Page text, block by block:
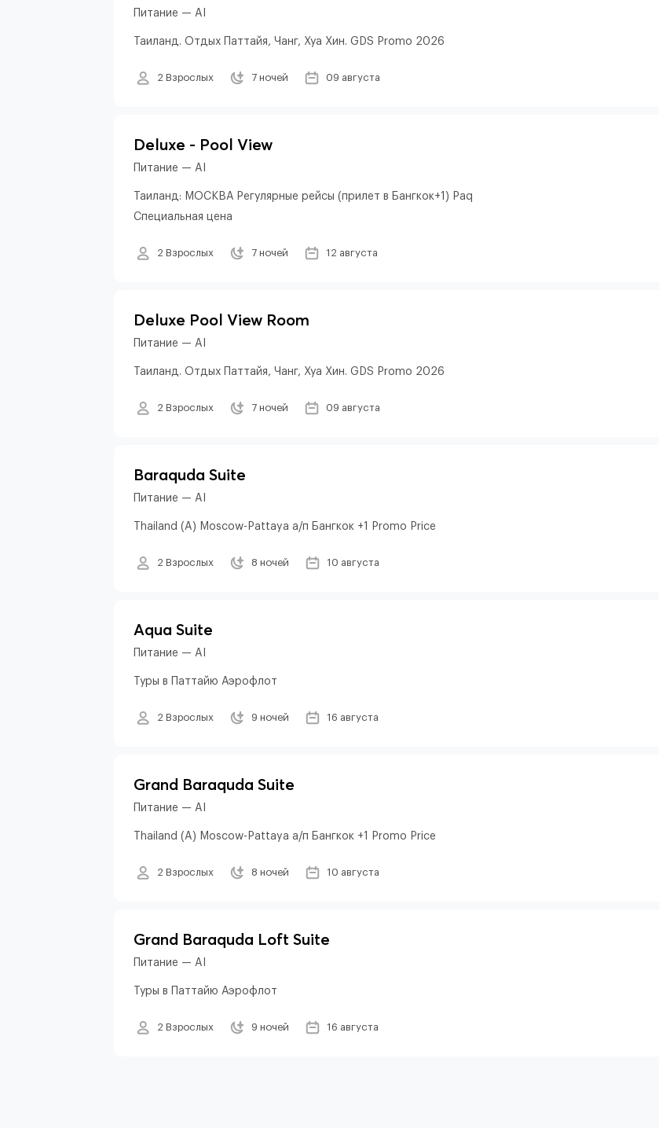
Питание — AI
Таиланд. Отдых Паттайя, Чанг, Хуа Хин. GDS Promo 2026
2 Взрослых 7 ночей 09 августа
Deluxe - Pool View
Питание — AI
Таиланд: МОСКВА Регулярные рейсы (прилет в Бангкок+1) Paq
Специальная цена
2 Взрослых 7 ночей 12 августа
Deluxe Pool View Room
Питание — AI
Таиланд. Отдых Паттайя, Чанг, Хуа Хин. GDS Promo 2026
2 Взрослых 7 ночей 09 августа
Baraquda Suite
Питание — AI
Thailand (A) Moscow-Pattaya а/п Бангкок +1 Promo Price
2 Взрослых 8 ночей 10 августа
Aqua Suite
Питание — AI
Туры в Паттайю Аэрофлот
2 Взрослых 9 ночей 16 августа
Grand Baraquda Suite
Питание — AI
Thailand (A) Moscow-Pattaya а/п Бангкок +1 Promo Price
2 Взрослых 8 ночей 10 августа
Grand Baraquda Loft Suite
Питание — AI
Туры в Паттайю Аэрофлот
2 Взрослых 9 ночей 16 августа